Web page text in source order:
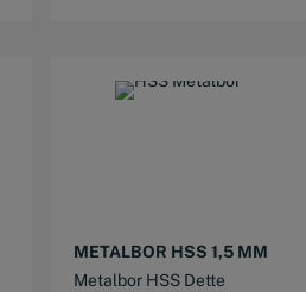
METALBOR HSS 1,5 MM
Metalbor HSS Dette